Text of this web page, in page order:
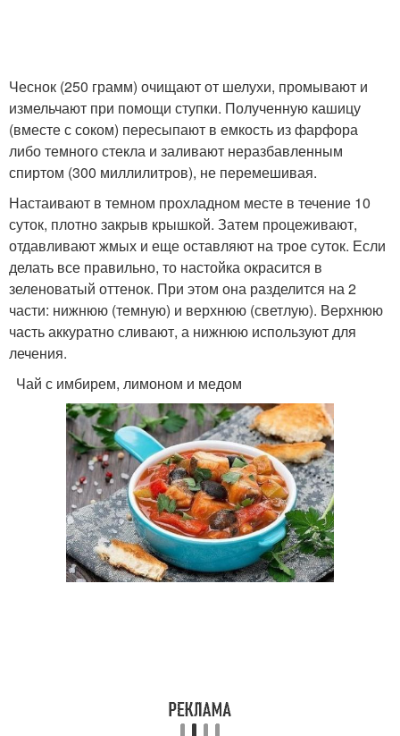
Чеснок (250 грамм) очищают от шелухи, промывают и
измельчают при помощи ступки. Полученную кашицу
(вместе с соком) пересыпают в емкость из фарфора
либо темного стекла и заливают неразбавленным
спиртом (300 миллилитров), не перемешивая.
Настаивают в темном прохладном месте в течение 10
суток, плотно закрыв крышкой. Затем процеживают,
отдавливают жмых и еще оставляют на трое суток. Если
делать все правильно, то настойка окрасится в
зеленоватый оттенок. При этом она разделится на 2
части: нижнюю (темную) и верхнюю (светлую). Верхнюю
часть аккуратно сливают, а нижнюю используют для
лечения.
Чай с имбирем, лимоном и медом